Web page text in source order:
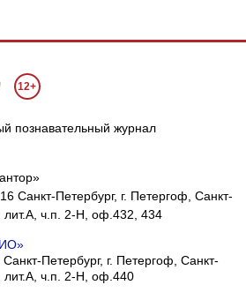
12+
познавательный журнал
Санкт-Петербург, г. Петергоф, Санкт-
лит.А, ч.п. 2-Н, оф.432, 434
Петербург, г. Петергоф, Санкт-
лит.А, ч.п. 2-Н, оф.440